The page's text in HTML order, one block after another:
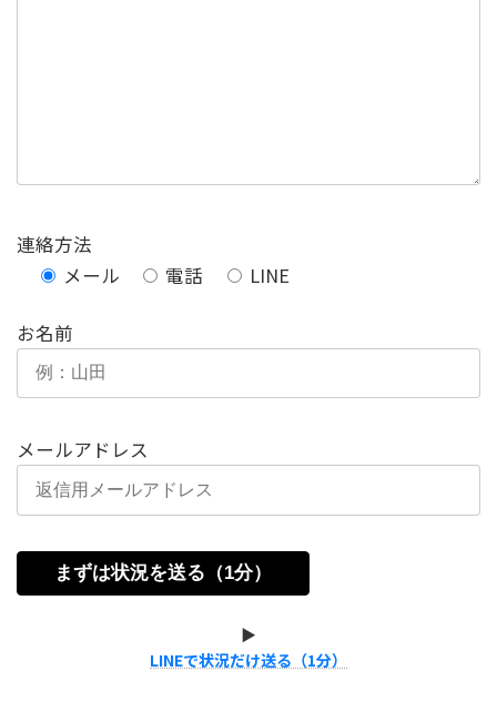
連絡方法
メール
電話 LINE
お名前
メールアドレス
▶
LINEで状況だけ送る（1分）